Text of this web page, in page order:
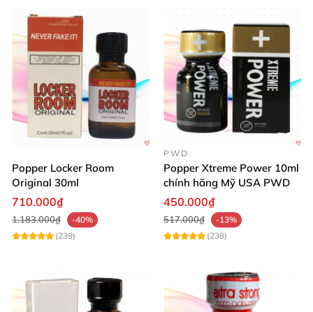
Popper Locker Room
Original 30ml
710.000₫
1.183.000₫
-40%
(239)
PWD
Popper Xtreme Power 10ml
chính hãng Mỹ USA PWD
450.000₫
517.000₫
-13%
(238)